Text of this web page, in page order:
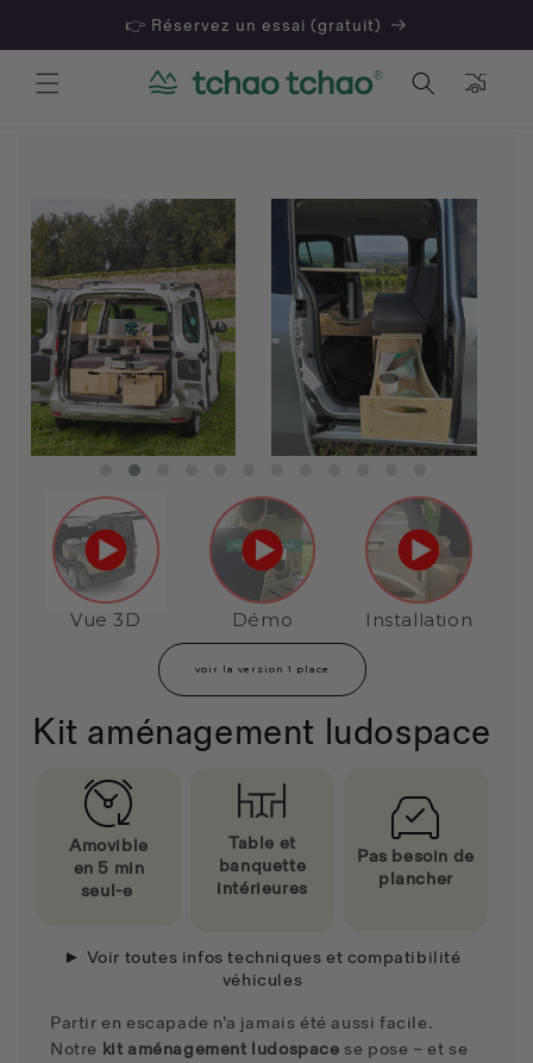
👉 Réservez un essai (gratuit)
Panier
Vue 3D Démo Installation
voir la version 1 place
Kit aménagement ludospace
Amovible
en 5 min
seul-e
Table et
banquette
intérieures
Pas besoin de
plancher
► Voir toutes infos techniques et compatibilité
véhicules
Partir en escapade n’a jamais été aussi facile.
Notre kit aménagement ludospace se pose – et se